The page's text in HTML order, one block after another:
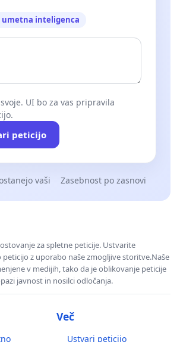
umetna inteligenca
UI bo za vas pripravila
peticijo
vaši Zasebnost po zasnovi
za spletne peticije. Ustvarite
z uporabo naše zmogljive storitve.Naše
v medijih, tako da je oblikovanje peticije
javnost in nosilci odločanja.
Več
Ustvari peticijo